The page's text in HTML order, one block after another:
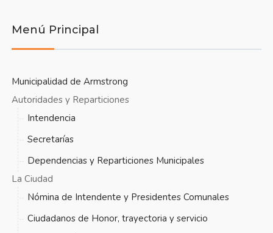
Menú Principal
Municipalidad de Armstrong
Autoridades y Reparticiones
Intendencia
Secretarías
Dependencias y Reparticiones Municipales
La Ciudad
Nómina de Intendente y Presidentes Comunales
Ciudadanos de Honor, trayectoria y servicio